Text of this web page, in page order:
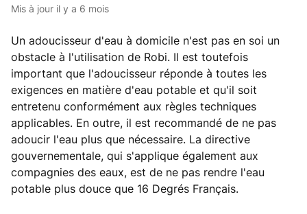
Mis à jour il y a 6 mois
Un adoucisseur d'eau à domicile n'est pas en soi un
obstacle à l'utilisation de Robi. Il est toutefois
important que l'adoucisseur réponde à toutes les
exigences en matière d'eau potable et qu'il soit
entretenu conformément aux règles techniques
applicables. En outre, il est recommandé de ne pas
adoucir l'eau plus que nécessaire. La directive
gouvernementale, qui s'applique également aux
compagnies des eaux, est de ne pas rendre l'eau
potable plus douce que 16 Degrés Français.